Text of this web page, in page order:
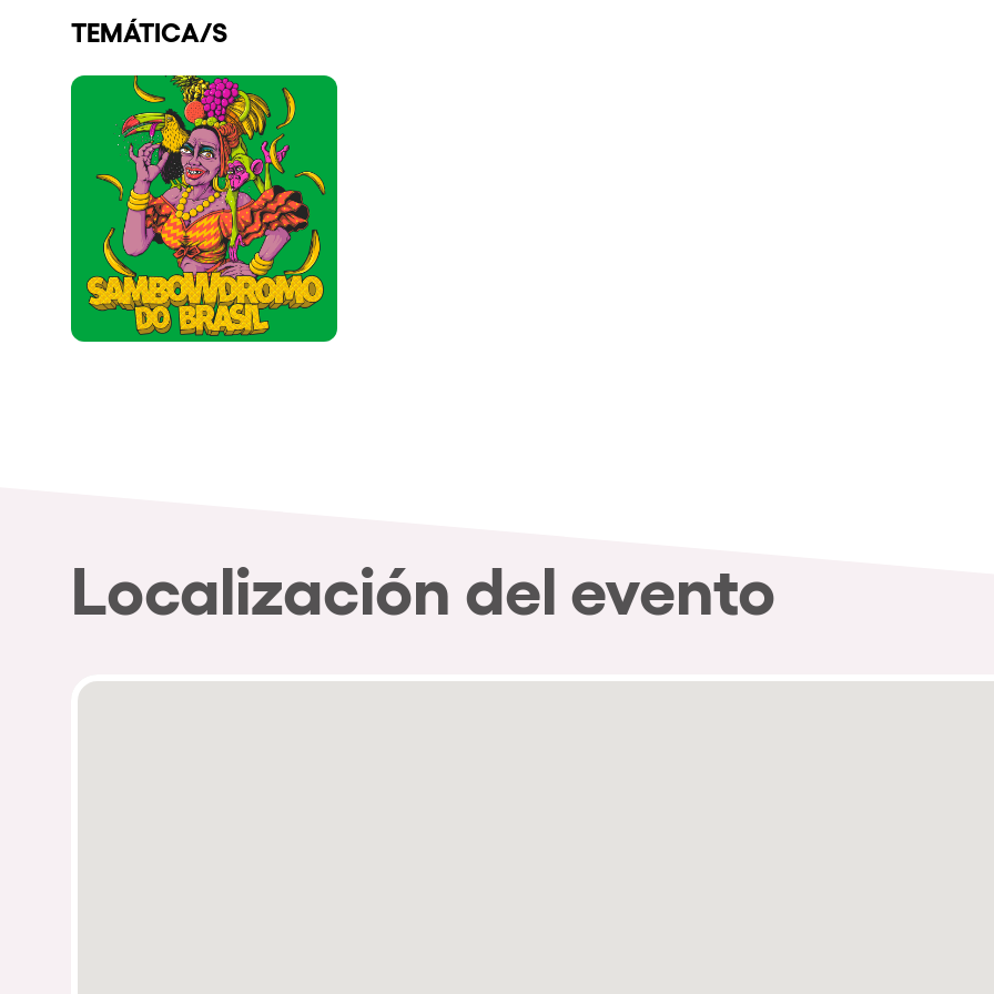
Espectáculos
Our Creative World
Music
Sostenibilidad
Quienes somos
TEMÁTICA/S
Localización del evento